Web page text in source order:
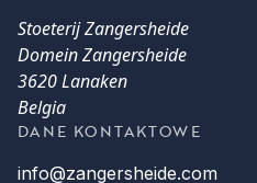
Stoeterij Zangersheide
Domein Zangersheide
3620 Lanaken
Belgia
DANE KONTAKTOWE
info@zangersheide.com